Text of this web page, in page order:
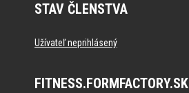
STAV ČLENSTVA
Užívateľ neprihlásený
FITNESS.FORMFACTORY.SK